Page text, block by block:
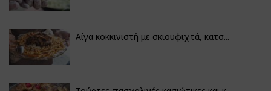
Αίγα κοκκινιστή με σκιουφιχτά, κατσ...